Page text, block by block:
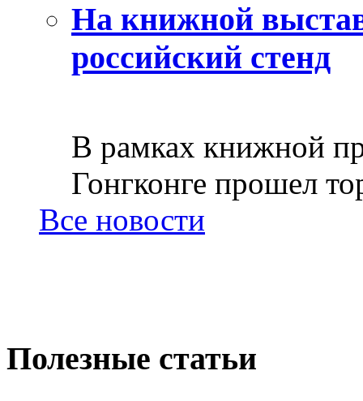
На книжной
российский стенд
В рамках книжной
Гонгконге прошел
Все новости
Полезные статьи